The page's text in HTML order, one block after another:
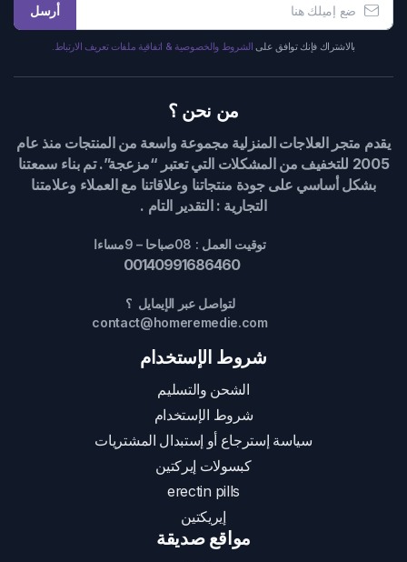
أرسل
بالاشتراك فإنك توافق على الشروط والخصوصية & اتفاقية ملفات تعريف الارتباط.
من نحن ؟
يقدم متجر العلاجات المنزلية مجموعة واسعة من المنتجات منذ عام
2005 للتخفيف من المشكلات التي تعتبر “مزعجة”. تم بناء سمعتنا
بشكل أساسي على جودة منتجاتنا وعلاقاتنا مع العملاء وعلامتنا
التجارية : التقدير التام .
توقيت العمل : 08صباحا – 9مساءا
00140991686460
لتواصل عبر الإيمايل ؟
contact@homeremedie.com
شروط الإستخدام
الشحن والتسليم
شروط الإستخدام
سياسة إسترجاع أو إستبدال المشتريات
كبسولات إيركتين
erectin pills
إيريكتين
مواقع صديقة